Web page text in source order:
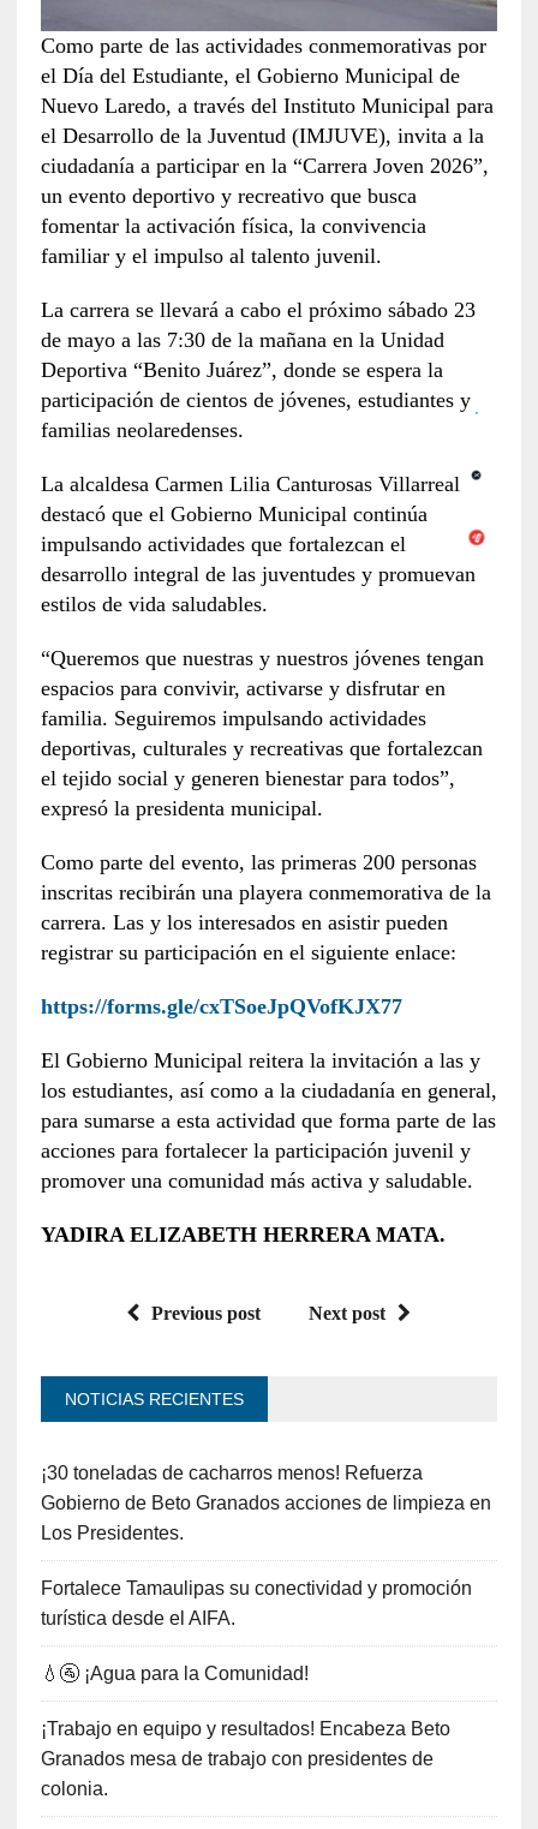
Como parte de las actividades conmemorativas por
el Día del Estudiante, el Gobierno Municipal de
Nuevo Laredo, a través del Instituto Municipal para
el Desarrollo de la Juventud (IMJUVE), invita a la
ciudadanía a participar en la “Carrera Joven 2026”,
un evento deportivo y recreativo que busca
fomentar la activación física, la convivencia
familiar y el impulso al talento juvenil.
La carrera se llevará a cabo el próximo sábado 23
de mayo a las 7:30 de la mañana en la Unidad
Deportiva “Benito Juárez”, donde se espera la
participación de cientos de jóvenes, estudiantes y
familias neolaredenses.
La alcaldesa Carmen Lilia Canturosas Villarreal
destacó que el Gobierno Municipal continúa
impulsando actividades que fortalezcan el
desarrollo integral de las juventudes y promuevan
estilos de vida saludables.
“Queremos que nuestras y nuestros jóvenes tengan
espacios para convivir, activarse y disfrutar en
familia. Seguiremos impulsando actividades
deportivas, culturales y recreativas que fortalezcan
el tejido social y generen bienestar para todos”,
expresó la presidenta municipal.
Como parte del evento, las primeras 200 personas
inscritas recibirán una playera conmemorativa de la
carrera. Las y los interesados en asistir pueden
registrar su participación en el siguiente enlace:
https://forms.gle/cxTSoeJpQVofKJX77
El Gobierno Municipal reitera la invitación a las y
los estudiantes, así como a la ciudadanía en general,
para sumarse a esta actividad que forma parte de las
acciones para fortalecer la participación juvenil y
promover una comunidad más activa y saludable.
YADIRA ELIZABETH HERRERA MATA.
Previous post Next post
NOTICIAS RECIENTES
¡30 toneladas de cacharros menos! Refuerza
Gobierno de Beto Granados acciones de limpieza en
Los Presidentes.
Fortalece Tamaulipas su conectividad y promoción
turística desde el AIFA.
💧🚰 ¡Agua para la Comunidad!
¡Trabajo en equipo y resultados! Encabeza Beto
Granados mesa de trabajo con presidentes de
colonia.